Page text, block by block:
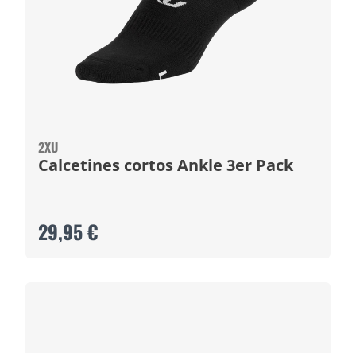
2XU
Calcetines cortos Ankle 3er Pack
29,95 €